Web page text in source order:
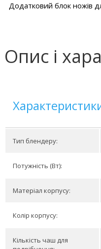
Додатковий блок ножів
Опис і
Тип блендеру:
Потужність (Вт):
Матеріал корпусу:
Колір корпусу:
Кількість чаш для